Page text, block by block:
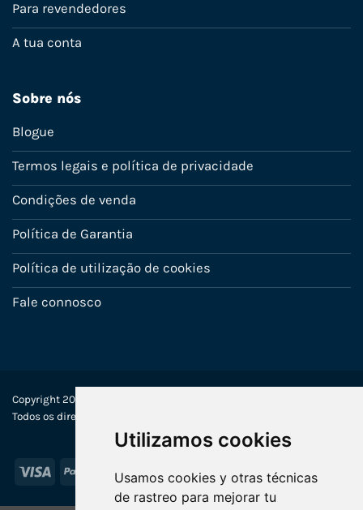
Utilizamos cookies
Usamos cookies y otras técnicas
de rastreo para mejorar tu
Para revendedores
A tua conta
Sobre nós
Blogue
Termos legais e política de privacidade
Condições de venda
Política de Garantia
Política de utilização de cookies
Fale connosco
Copyright 2022-2025 © Ecosistemas Informáticos España SL –
Todos os direitos reservados
Visa PayPal MasterCard